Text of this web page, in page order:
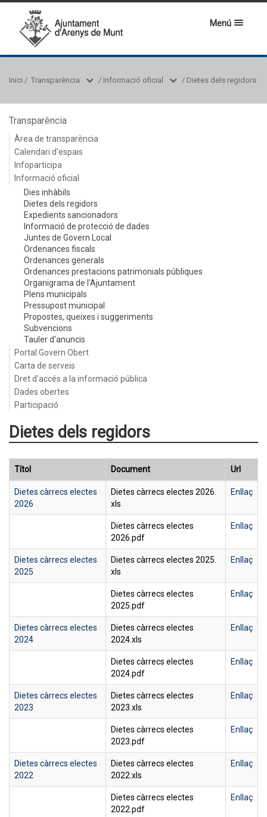
Menú
Inici / Transparència / Informació oficial / Dietes dels regidors
Transparència
Àrea de transparència
Calendari d'espais
Infoparticipa
Informació oficial
Dies inhàbils
Dietes dels regidors
Expedients sancionadors
Informació de protecció de dades
Juntes de Govern Local
Ordenances fiscals
Ordenances generals
Ordenances prestacions patrimonials públiques
Organigrama de l'Ajuntament
Plens municipals
Pressupost municipal
Propostes, queixes i suggeriments
Subvencions
Tauler d'anuncis
Portal Govern Obert
Carta de serveis
Dret d'accés a la informació pública
Dades obertes
Participació
Dietes dels regidors
Títol Document Url
Dietes càrrecs electes
2026
Dietes càrrecs electes 2026.
xls
Enllaç
Dietes càrrecs electes
2026.pdf
Enllaç
Dietes càrrecs electes
2025
Dietes càrrecs electes 2025.
xls
Enllaç
Dietes càrrecs electes
2025.pdf
Enllaç
Dietes càrrecs electes
2024
Dietes càrrecs electes
2024.xls
Enllaç
Dietes càrrecs electes
2024.pdf
Enllaç
Dietes càrrecs electes
2023
Dietes càrrecs electes
2023.xls
Enllaç
Dietes càrrecs electes
2023.pdf
Enllaç
Dietes càrrecs electes
2022
Dietes càrrecs electes
2022.xls
Enllaç
Dietes càrrecs electes
2022.pdf
Enllaç